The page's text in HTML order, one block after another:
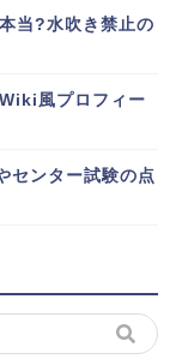
当?水吹き禁止の
風プロフィー
センター試験の点